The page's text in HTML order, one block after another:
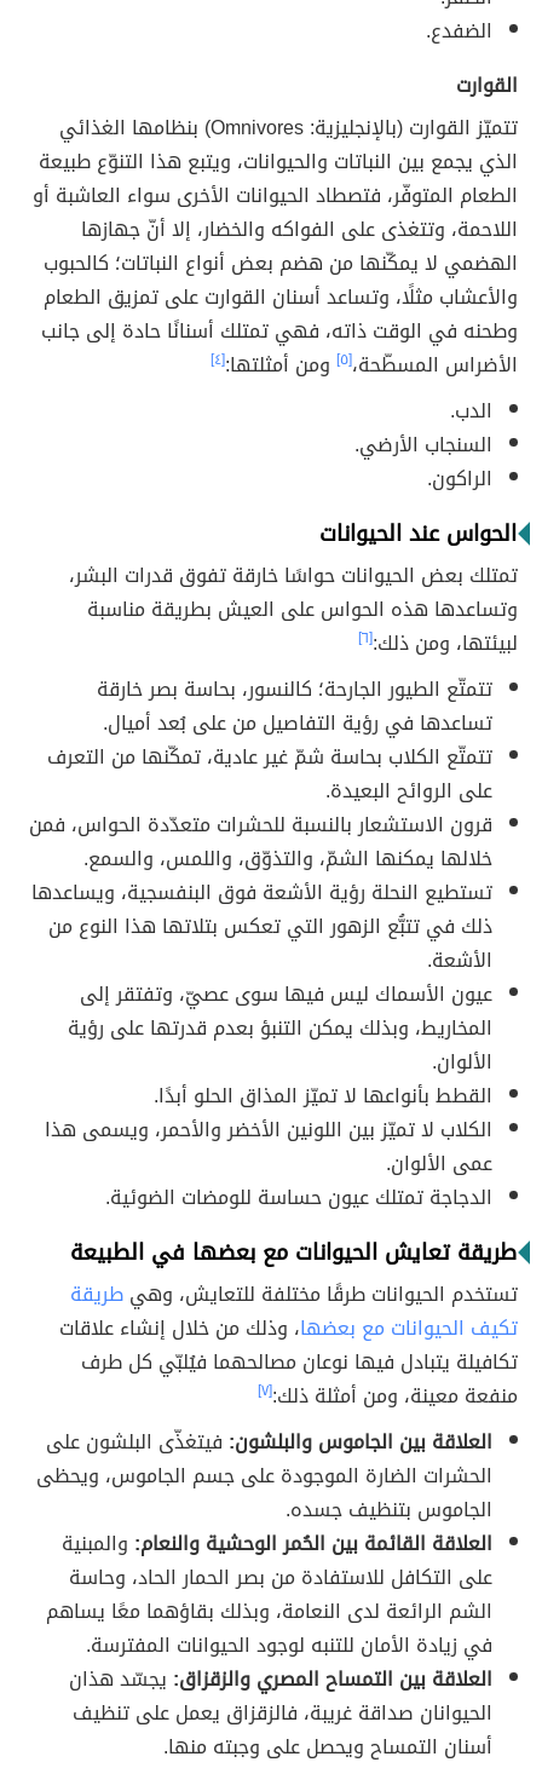
الضفدع.
القوارت
تتميّز القوارت (بالإنجليزية: Omnivores) بنظامها الغذائي
الذي يجمع بين النباتات والحيوانات، ويتبع هذا التنوّع طبيعة
الطعام المتوفّر، فتصطاد الحيوانات الأخرى سواء العاشبة أو
اللاحمة، وتتغذى على الفواكه والخضار، إلا أنّ جهازها
الهضمي لا يمكّنها من هضم بعض أنواع النباتات؛ كالحبوب
والأعشاب مثلًا، وتساعد أسنان القوارت على تمزيق الطعام
وطحنه في الوقت ذاته، فهي تمتلك أسنانًا حادة إلى جانب
الأضراس المسطّحة،[٥] ومن أمثلتها:[٤]
الدب.
السنجاب الأرضي.
الراكون.
الحواس عند الحيوانات
تمتلك بعض الحيوانات حواسًا خارقة تفوق قدرات البشر،
وتساعدها هذه الحواس على العيش بطريقة مناسبة
لبيئتها، ومن ذلك:[٦]
تتمتّع الطيور الجارحة؛ كالنسور، بحاسة بصر خارقة
تساعدها في رؤية التفاصيل من على بُعد أميال.
تتمتّع الكلاب بحاسة شمّ غير عادية، تمكّنها من التعرف
على الروائح البعيدة.
قرون الاستشعار بالنسبة للحشرات متعدّدة الحواس، فمن
خلالها يمكنها الشمّ، والتذوّق، واللمس، والسمع.
تستطيع النحلة رؤية الأشعة فوق البنفسجية، ويساعدها
ذلك في تتبُّع الزهور التي تعكس بتلاتها هذا النوع من
الأشعة.
عيون الأسماك ليس فيها سوى عصيّ، وتفتقر إلى
المخاريط، وبذلك يمكن التنبؤ بعدم قدرتها على رؤية
الألوان.
القطط بأنواعها لا تميّز المذاق الحلو أبدًا.
الكلاب لا تميّز بين اللونين الأخضر والأحمر، ويسمى هذا
عمى الألوان.
الدجاجة تمتلك عيون حساسة للومضات الضوئية.
طريقة تعايش الحيوانات مع بعضها في الطبيعة
تستخدم الحيوانات طرقًا مختلفة للتعايش، وهيطريقة
تكيف الحيوانات مع بعضها، وذلك من خلال إنشاء علاقات
تكافيلة يتبادل فيها نوعان مصالحهما فيُلبّي كل طرف
منفعة معينة، ومن أمثلة ذلك:[٧]
العلاقة بين الجاموس والبلشون: فيتغذّى البلشون على
الحشرات الضارة الموجودة على جسم الجاموس، ويحظى
الجاموس بتنظيف جسده.
العلاقة القائمة بين الحُمر الوحشية والنعام: والمبنية
على التكافل للاستفادة من بصر الحمار الحاد، وحاسة
الشم الرائعة لدى النعامة، وبذلك بقاؤهما معًا يساهم
في زيادة الأمان للتنبه لوجود الحيوانات المفترسة.
العلاقة بين التمساح المصري والزقزاق: يجسّد هذان
الحيوانان صداقة غريبة، فالزقزاق يعمل على تنظيف
أسنان التمساح ويحصل على وجبته منها.